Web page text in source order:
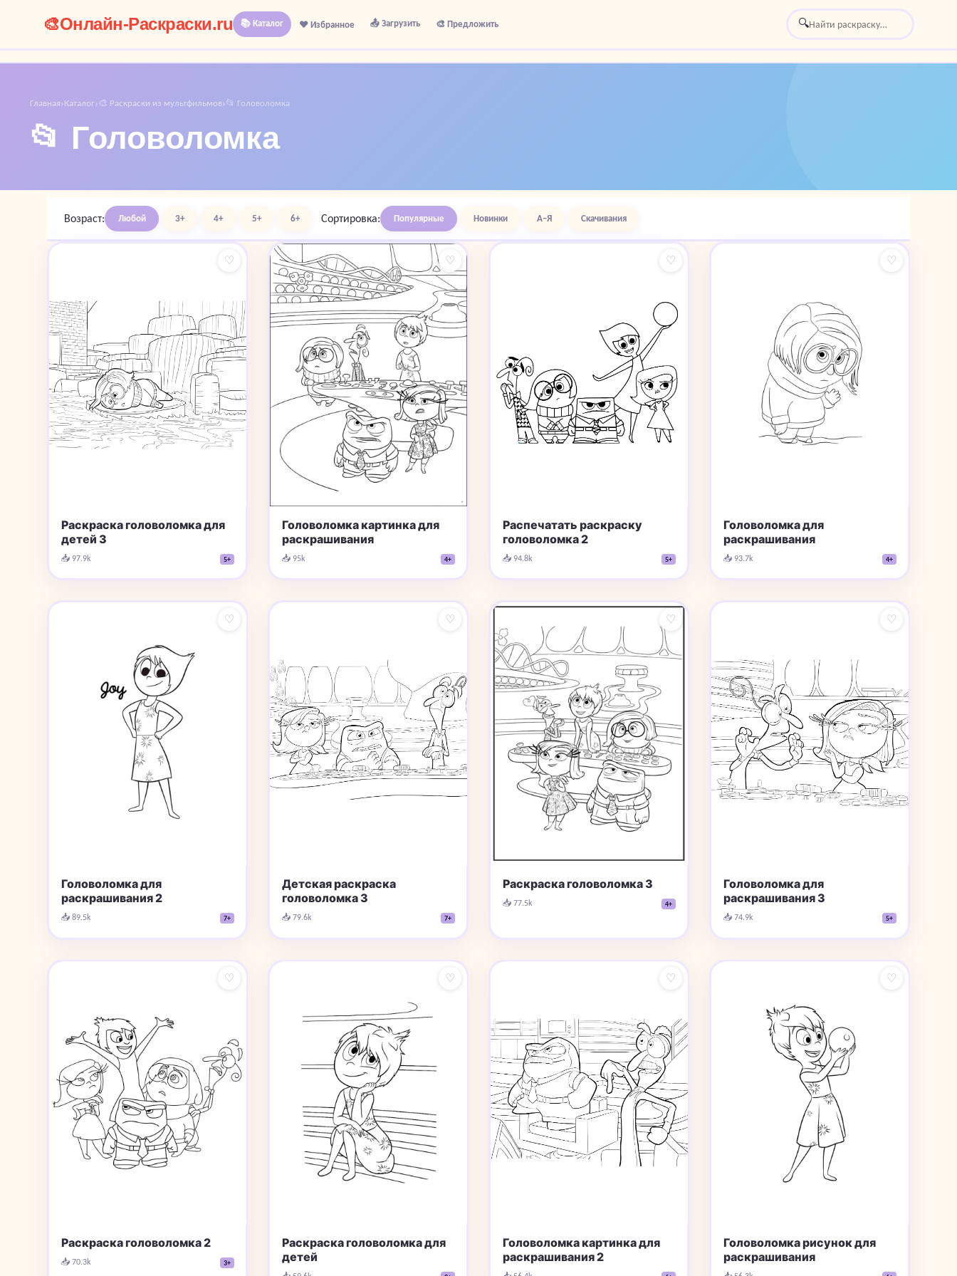
🎨Онлайн-Раскраски.ru 📚 Каталог ❤️ Избранное 📤 Загрузить 🎨 Предложить 🔍
Главная›Каталог›🎨 Раскраски из мультфильмов›📂 Головоломка
📂 Головоломка
Возраст: Любой 3+ 4+ 5+ 6+ Сортировка: Популярные Новинки А–Я Скачивания
♡
Раскраска головоломка для
детей 3
📥 97.9k 5+
♡
Головоломка картинка для
раскрашивания
📥 95k 4+
♡
Распечатать раскраску
головоломка 2
📥 94.8k 5+
♡
Головоломка для
раскрашивания
📥 93.7k 4+
♡
Головоломка для
раскрашивания 2
📥 89.5k 7+
♡
Детская раскраска
головоломка 3
📥 79.6k 7+
♡
Раскраска головоломка 3
📥 77.5k 4+
♡
Головоломка для
раскрашивания 3
📥 74.9k 5+
♡
Раскраска головоломка 2
📥 70.3k 3+
♡
Раскраска головоломка для
детей
♡
Головоломка картинка для
раскрашивания 2
♡
Головоломка рисунок для
раскрашивания